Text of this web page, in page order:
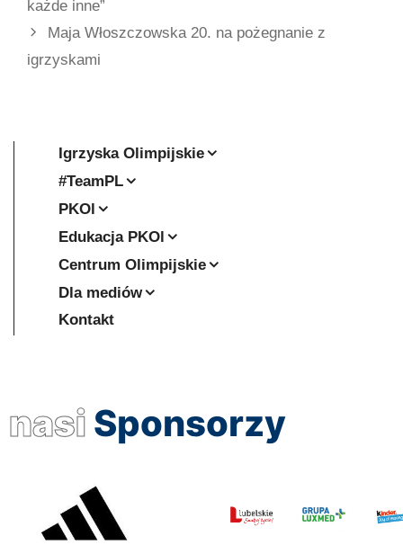
każde inne”
Maja Włoszczowska 20. na pożegnanie z
igrzyskami
Igrzyska Olimpijskie
#TeamPL
PKOl
Edukacja PKOl
Centrum Olimpijskie
Dla mediów
Kontakt
nasi Sponsorzy